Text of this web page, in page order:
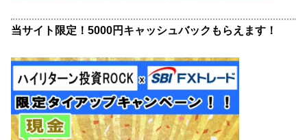
当サイト限定！5000円キャッシュバックもらえます！